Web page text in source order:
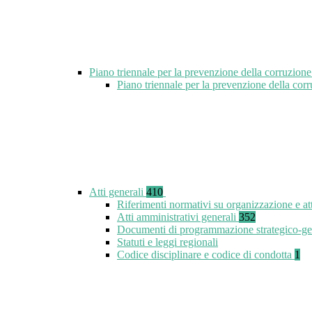
Piano triennale per la prevenzione della
Piano triennale per la prevenzione della
Atti generali 410
Riferimenti normativi su organizzazione e
Atti amministrativi generali 352
Documenti di programmazione strategico-
Statuti e leggi regionali
Codice disciplinare e codice di condotta 1